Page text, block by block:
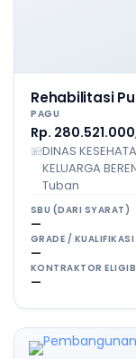
Rehabilitasi
PAGU
Rp.
DINAS
KELUARGA
Tuban
SBU (DARI SYARAT)
—
GRADE / KUALIFIKASI
—
KONTRAKTOR
—